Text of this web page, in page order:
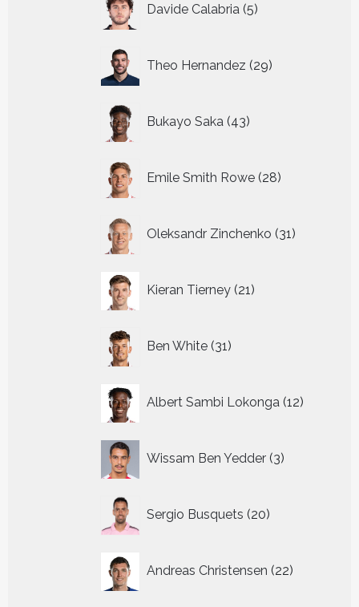
Davide Calabria 5
producten
Theo Hernandez 29
producten
Bukayo Saka 43
producten
Emile Smith Rowe 28
producten
Oleksandr Zinchenko 31
producten
Kieran Tierney 21
producten
Ben White 31
producten
Albert Sambi Lokonga 12
Wissam Ben Yedder 3
producten
Sergio Busquets 20
producten
Andreas Christensen 22
producten